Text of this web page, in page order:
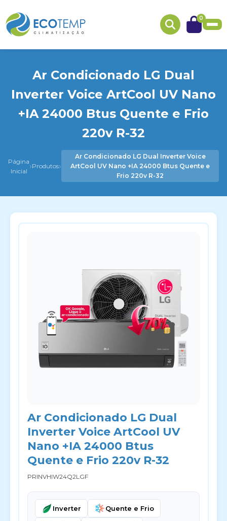
0
Ar Condicionado LG Dual
Inverter Voice ArtCool UV Nano
+IA 24000 Btus Quente e Frio
220v R-32
Página
Inicial ›Produtos›
Ar Condicionado LG Dual Inverter Voice
ArtCool UV Nano +IA 24000 Btus Quente e
Frio 220v R-32
Ar Condicionado LG Dual
Inverter Voice ArtCool UV
Nano +IA 24000 Btus
Quente e Frio 220v R-32
PRINVHIW24Q2LGF
Inverter Quente e Frio